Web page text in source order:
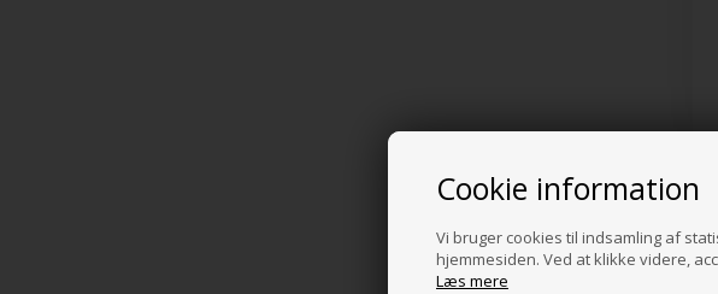
Cookie information
Vi bruger cookies til indsamling af
hjemmesiden. Ved at klikke videre,
Læs mere